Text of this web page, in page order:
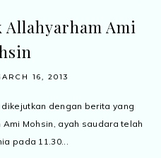
Ami
16, 2013
dengan berita yang
Mohsin, ayah saudara telah
pada 11.30...